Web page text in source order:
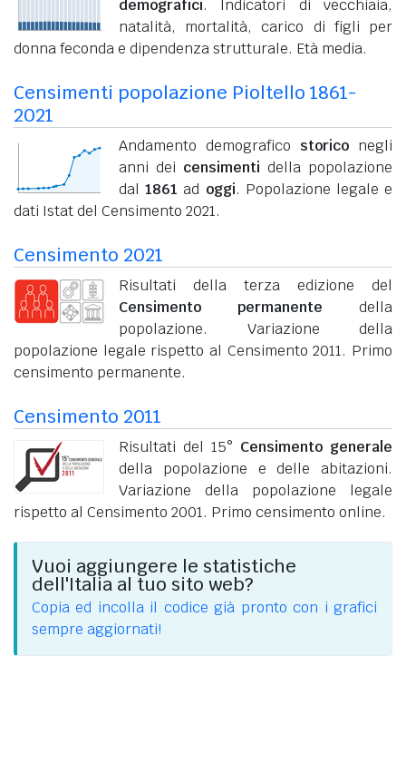
demografici. Indicatori di vecchiaia,
natalità, mortalità, carico di figli per
donna feconda e dipendenza strutturale. Età media.
Censimenti popolazione Pioltello 1861-
2021
Andamento demografico storico negli
anni dei censimenti della popolazione
dal1861 ad oggi. Popolazione legale e
dati Istat del Censimento 2021.
Censimento 2021
Risultati della terza edizione del
Censimento permanente della
popolazione. Variazione della
popolazione legale rispetto al Censimento 2011. Primo
censimento permanente.
Censimento 2011
Risultati del 15° Censimento generale
della popolazione e delle abitazioni.
Variazione della popolazione legale
rispetto al Censimento 2001. Primo censimento online.
Vuoi aggiungere le statistiche
dell'Italia al tuo sito web?
Copia ed incolla il codice già pronto con i grafici
sempre aggiornati!